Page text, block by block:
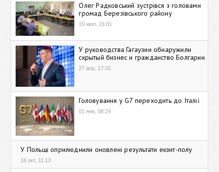
Олег Радковський зустрівся з головами
громад Березівського району
19 июл, 15:01
У руководства Гагаузии обнаружили
скрытый бизнес и гражданство Болгарии
27 апр, 17:31
Головування у G7 переходить до Італії
01 янв, 08:24
У Польщі оприлюднили оновлені результати екзит-полу
16 окт, 11:13